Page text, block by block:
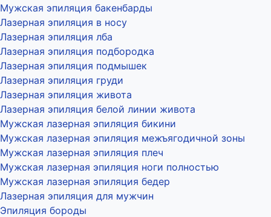
Мужская эпиляция бакенбарды
Лазерная эпиляция в носу
Лазерная эпиляция лба
Лазерная эпиляция подбородка
Лазерная эпиляция подмышек
Лазерная эпиляция груди
Лазерная эпиляция живота
Лазерная эпиляция белой линии живота
Мужская лазерная эпиляция бикини
Мужская лазерная эпиляция межъягодичной зоны
Мужская лазерная эпиляция плеч
Мужская лазерная эпиляция ноги полностью
Мужская лазерная эпиляция бедер
Лазерная эпиляция для мужчин
Эпиляция бороды